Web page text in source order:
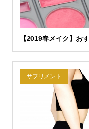
【2019春メイク】お
サプリメント